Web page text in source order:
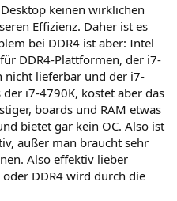
keinen wirklichen
Effizienz. Daher ist es
bei DDR4 ist aber: Intel
DDR4-Plattformen, der i7-
nicht lieferbar und der i7-
i7-4790K, kostet aber das
boards und RAM etwas
bietet gar kein OC. Also ist
außer man braucht sehr
Also effektiv lieber
oder DDR4 wird durch die